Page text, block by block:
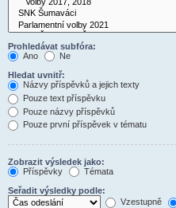
Prohledávat subfóra:
Ano
Ne
Hledat uvnitř:
Názvy příspěvků a jejich texty
Pouze text příspěvku
Pouze názvy příspěvků
Pouze první příspěvek v tématu
Zobrazit výsledek jako:
Příspěvky
Témata
Seřadit výsledky podle:
Vzestupně